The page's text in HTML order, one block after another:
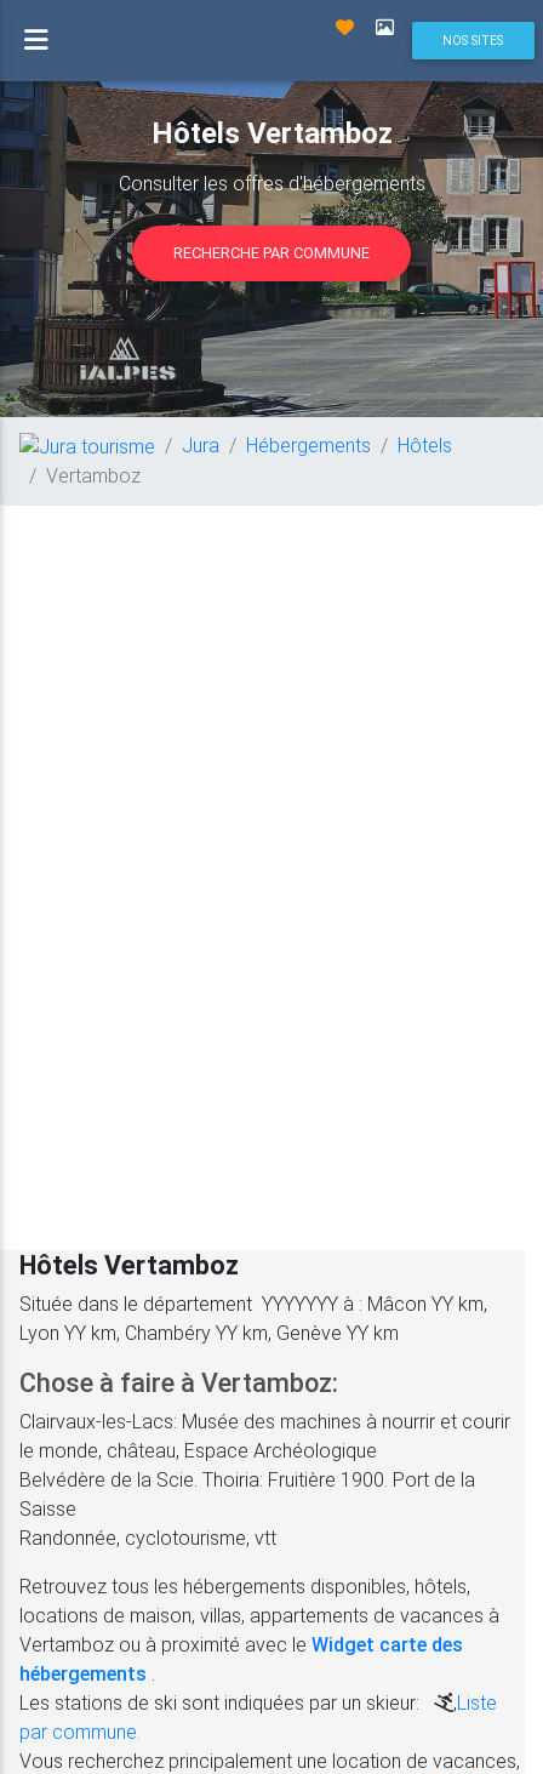
NOS SITES
Hôtels Vertamboz
Consulter les offres d'hébergements
RECHERCHE PAR COMMUNE
Jura Hébergements
Hôtels
Vertamboz
Hôtels Vertamboz
Située dans le département YYYYYYY à : Mâcon YY km,
Lyon YY km, Chambéry YY km, Genève YY km
Chose à faire à Vertamboz:
Clairvaux-les-Lacs: Musée des machines à nourrir et courir
le monde, château, Espace Archéologique
Belvédère de la Scie. Thoiria: Fruitière 1900. Port de la
Saisse
Randonnée, cyclotourisme, vtt
Retrouvez tous les hébergements disponibles, hôtels,
locations de maison, villas, appartements de vacances à
Vertamboz ou à proximité avec le Widget carte des
hébergements
Les stations de ski sont indiquées par un skieur:
,Liste
par commune.
Vous recherchez principalement une location de vacances,